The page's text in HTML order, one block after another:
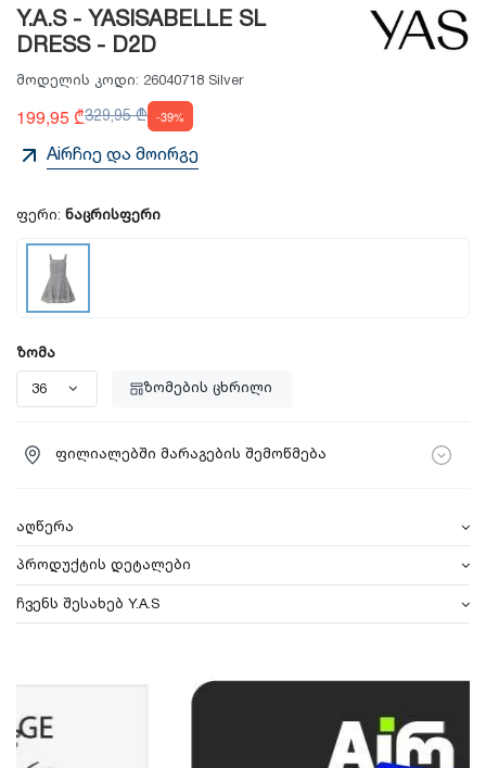
Y.A.S - YASISABELLE SL
DRESS - D2D
მოდელის კოდი: 26040718 Silver
199,95 ₾329,95 ₾ -39%
Aiრჩიე და მოირგე
ფერი: ნაცრისფერი
ზომა
ზომების ცხრილი
ფილიალებში მარაგების შემოწმება
აღწერა
პროდუქტის დეტალები
ჩვენს შესახებ Y.A.S